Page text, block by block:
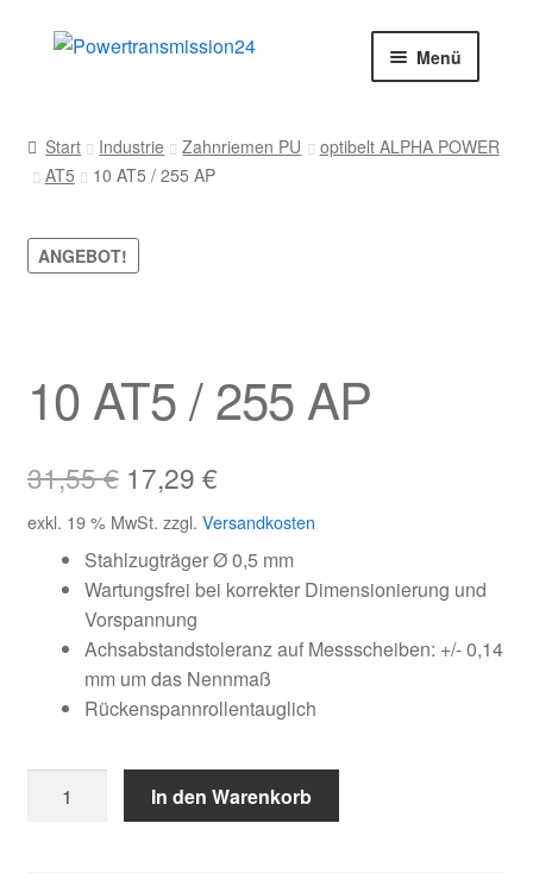
Zur
Zum
Menü
AGB
Blog
Kasse
Kontakt
Kundeninformationen
Mein Konto
Shop
Warenkorb
Start Industrie Zahnriemen PU
optibelt ALPHA POWER
AT5
10 AT5 / 255 AP
ANGEBOT!
10 AT5 / 255 AP
31,55€ Ursprünglicher
Preis
war:
31,55 €
17,29 €Aktueller
Preis
ist:
17,29 €.
exkl. 19 % MwSt. zzgl. Versandkosten
Stahlzugträger Ø 0,5 mm
Wartungsfrei bei korrekter Dimensionierung und
Vorspannung
Achsabstandstoleranz auf Messscheiben: +/- 0,14
mm um das Nennmaß
Rückenspannrollentauglich
In den Warenkorb